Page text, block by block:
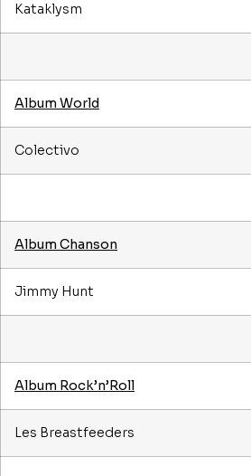
Kataklysm
Album World
Colectivo
Album Chanson
Jimmy Hunt
Album Rock’n’Roll
Les Breastfeeders